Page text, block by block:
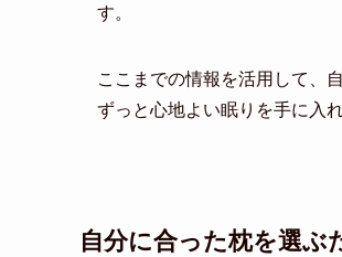
す。
ここまでの情報を活用して、
ずっと心地よい眠りを手に入
自分に合った枕を選ぶ